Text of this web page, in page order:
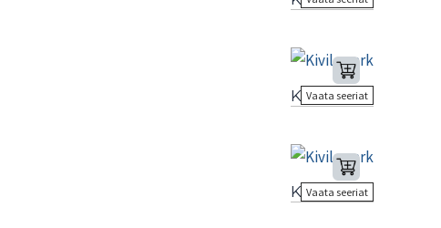
Kivila park
Vaata seeriat
Kivila park
Vaata seeriat